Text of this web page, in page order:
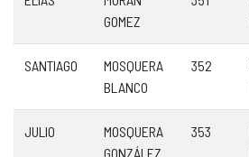
GOMEZ
SANTIAGO
MOSQUERA
BLANCO
352
JULIO
MOSQUERA
GONZÁLEZ
353